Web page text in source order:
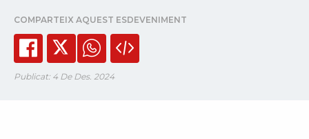
COMPARTEIX AQUEST ESDEVENIMENT
Publicat: 4 De Des. 2024